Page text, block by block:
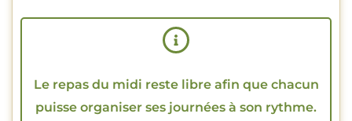
Le repas du midi reste libre afin que chacun
puisse organiser ses journées à son rythme.